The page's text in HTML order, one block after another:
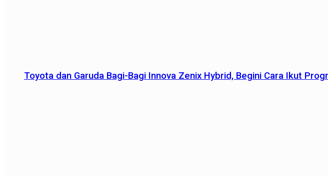
Toyota dan Garuda Bagi-Bagi Innova Zenix Hybrid, Begini Cara Ikut